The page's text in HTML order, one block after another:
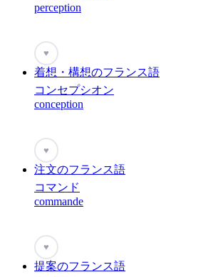
perception
♥
着想・構想のフランス語
コンセプシオン
conception
♥
注文のフランス語
コマンド
commande
♥
提案のフランス語